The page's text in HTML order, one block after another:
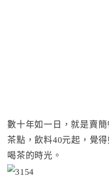
數十年如一日，就是賣
茶點，飲料40元起，覺
喝茶的時光。